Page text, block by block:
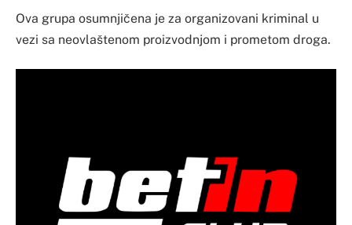
Ova grupa osumnjičena je za organizovani kriminal u
vezi sa neovlaštenom proizvodnjom i prometom droga.